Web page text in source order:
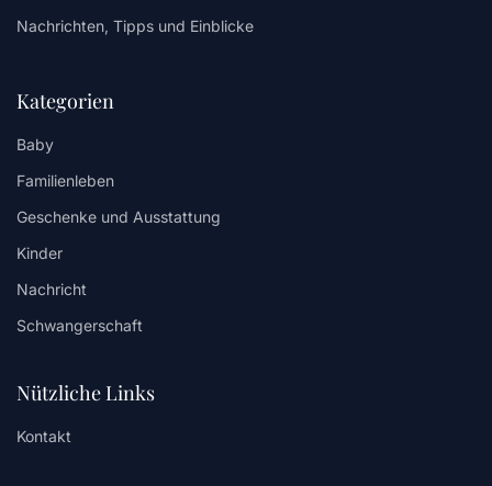
Nachrichten, Tipps und Einblicke
Kategorien
Baby
Familienleben
Geschenke und Ausstattung
Kinder
Nachricht
Schwangerschaft
Nützliche Links
Kontakt